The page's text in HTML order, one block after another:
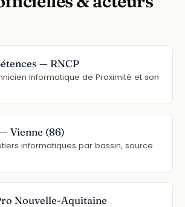
— RNCP
Informatique de Proximité et son
Vienne (86)
informatiques par bassin, source
Nouvelle-Aquitaine